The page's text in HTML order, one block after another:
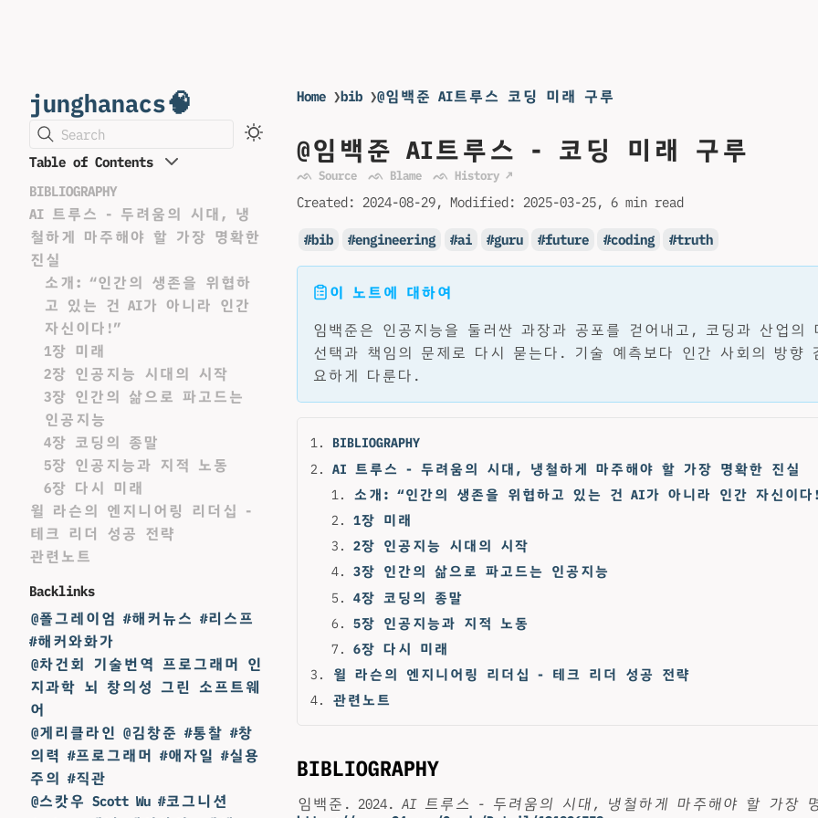
junghanacs🧠
Search
Table of Contents
BIBLIOGRAPHY
AI 트루스 - 두려움의 시대, 냉
철하게 마주해야 할 가장 명확한
진실
소개: “인간의 생존을 위협하
고 있는 건 AI가 아니라 인간
자신이다!”
1장 미래
2장 인공지능 시대의 시작
3장 인간의 삶으로 파고드는
인공지능
4장 코딩의 종말
5장 인공지능과 지적 노동
6장 다시 미래
윌 라슨의 엔지니어링 리더십 -
테크 리더 성공 전략
관련노트
Backlinks
@폴그레이엄 #해커뉴스 #리스프
#해커와화가
@차건회 기술번역 프로그래머 인
지과학 뇌 창의성 그린 소프트웨
어
@게리클라인 @김창준 #통찰 #창
의력 #프로그래머 #애자일 #실용
주의 #직관
@스캇우 Scott Wu #코그니션
Home ❯bib ❯@임백준 AI트루스 코딩 미래 구루
@임백준 AI트루스 - 코딩 미래 구루
ᨒ Source ᨒ Blame ᨒ History ↗
Created: 2024-08-29 Modified: 2025-03-25 6 min read
bib engineering ai guru future coding truth
이 노트에 대하여
임백준은 인공지능을 둘러싼 과장과 공포를 걷어내고, 코딩과 산업의
선택과 책임의 문제로 다시 묻는다. 기술 예측보다 인간 사회의 방향
요하게 다룬다.
BIBLIOGRAPHY
AI 트루스 - 두려움의 시대, 냉철하게 마주해야 할 가장 명확한 진실
소개: “인간의 생존을 위협하고 있는 건 AI가 아니라 인간 자신이다
1장 미래
2장 인공지능 시대의 시작
3장 인간의 삶으로 파고드는 인공지능
4장 코딩의 종말
5장 인공지능과 지적 노동
6장 다시 미래
윌 라슨의 엔지니어링 리더십 - 테크 리더 성공 전략
관련노트
BIBLIOGRAPHY
임백준. 2024. AI 트루스 - 두려움의 시대, 냉철하게 마주해야 할 가장